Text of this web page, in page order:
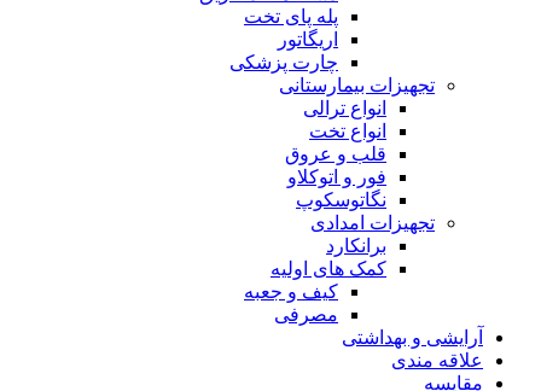
پله پای تخت
اریگاتور
چارت پزشکی
تجهیزات بیمارستانی
انواع ترالی
انواع تخت
قلب و عروق
فور و اتوکلاو
نگاتوسکوپ
تجهیزات امدادی
برانکارد
کمک های اولیه
کیف و جعبه
مصرفی
آرایشی و بهداشتی
علاقه مندی
مقایسه